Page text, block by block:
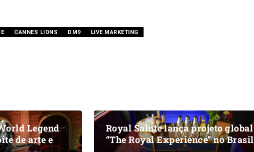
CANNES LIONS DM9 LIVE MARKETING
Legend
de arte e
Royal Salute lança projeto global
“The Royal Experience” no Brasil